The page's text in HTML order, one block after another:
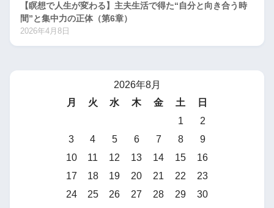
【瞑想で人生が変わる】主夫生活で得た“自分と向き合う時
間”と集中力の正体（第6章）
2026年4月8日
2026年8月
月
火 水 木 金 土
日
1
2
3
4 5 6 7 8
9
10
11 12 13 14 15
16
17
18 19 20 21 22
23
24
25 26 27 28 29
30